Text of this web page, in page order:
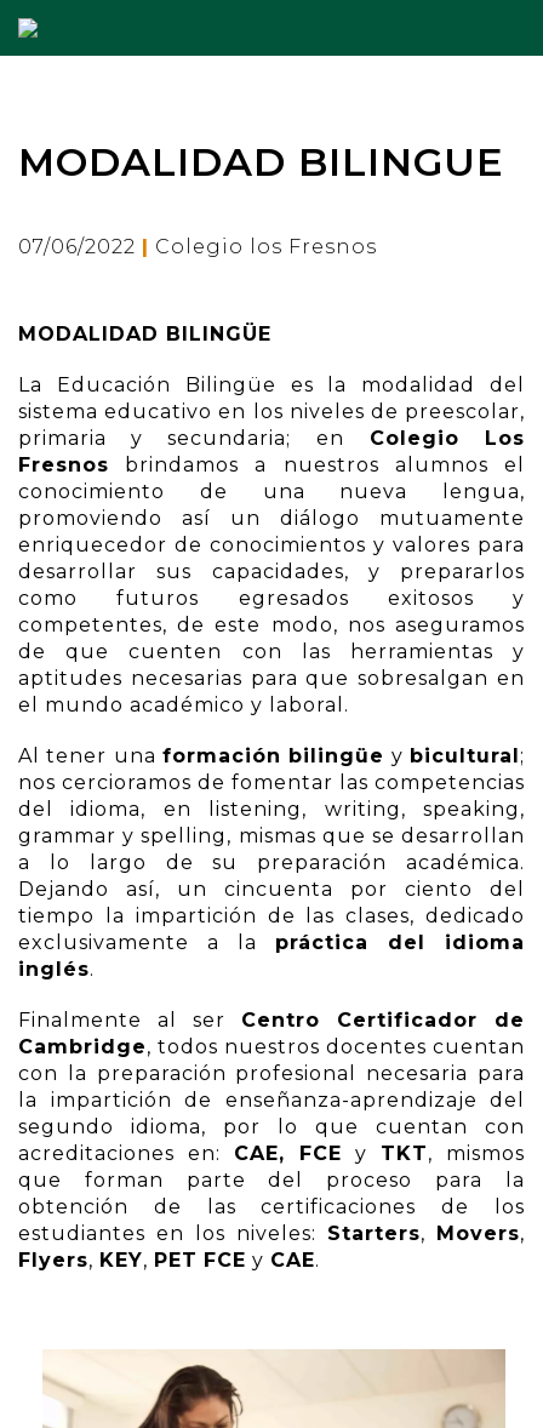
MODALIDAD BILINGUE
07/06/2022 | Colegio los Fresnos
MODALIDAD BILINGÜE
La Educación Bilingüe es la modalidad del
sistema educativo en los niveles de preescolar,
primaria y secundaria; en Colegio Los
Fresnos brindamos a nuestros alumnos el
conocimiento de una nueva lengua,
promoviendo así u n diálogo mutuamente
enriquecedor de conocimientos y valores para
desarrollar sus capacidades, y prepararlos
como futuros egresados exitosos y
competentes, de este modo, nos aseguramos
de que cuenten con las herramientas y
aptitudes necesarias para que sobresalgan en
el mundo académico y laboral.
Al tener una formación bilingüe y bicultural;
nos cercioramos de fomentar las competencias
del idioma, en listening, writing, speaking,
grammar y spelling, mismas que se desarrollan
a lo largo de su preparación académica.
Dejando así, un cincuenta por ciento del
tiempo la impartición de las clases, dedicado
exclusivamente a la práctica del idioma
inglés.
Finalmente al ser Centro Certificador de
Cambridge, todos nuestros docentes cuentan
con la preparación profesional necesaria para
la impartición de enseñanza-aprendizaje del
segundo idioma, por lo que cuentan con
acreditaciones en: CAE, FCE y TKT, mismos
que forman parte del proceso para la
obtención de las certificaciones de los
estudiantes en los niveles: Starters, Movers,
Flyers, KEY, PET FCE y CAE.